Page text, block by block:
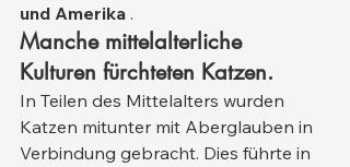
und Amerika .
Manche mittelalterliche
Kulturen fürchteten Katzen.
In Teilen des Mittelalters wurden
Katzen mitunter mit Aberglauben in
Verbindung gebracht. Dies führte in